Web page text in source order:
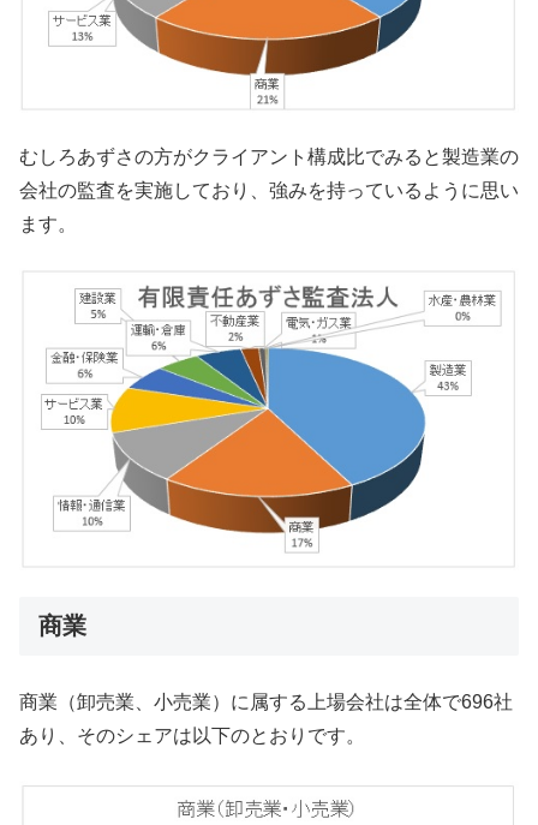
むしろあずさの方がクライアント構成比でみると製造業の
会社の監査を実施しており、強みを持っているように思い
ます。
商業
商業（卸売業、小売業）に属する上場会社は全体で696社
あり、そのシェアは以下のとおりです。